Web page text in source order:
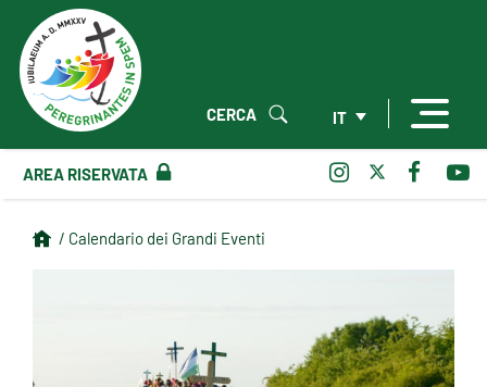
IT
CERCA
AREA RISERVATA
/ Calendario dei Grandi Eventi